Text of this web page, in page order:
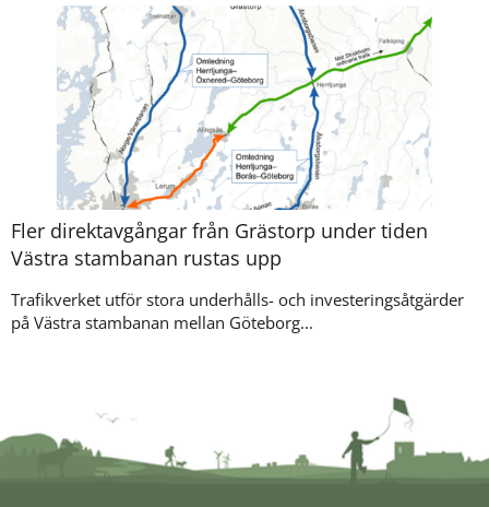
Fler direktavgångar från Grästorp under tiden
Västra stambanan rustas upp
Trafikverket utför stora underhålls- och investeringsåtgärder
på Västra stambanan mellan Göteborg...